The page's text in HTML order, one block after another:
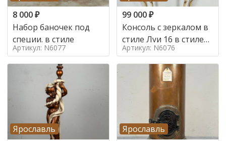
8 000₽
Набор баночек под
специи. в стиле
Артикул: N6077
99 000₽
Консоль с зеркалом в
стиле Луи 16 в стиле
Луи 16, Италия,
Артикул: N6076
Ярославль
Ярославль